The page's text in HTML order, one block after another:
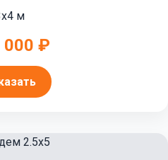
м
000 ₽